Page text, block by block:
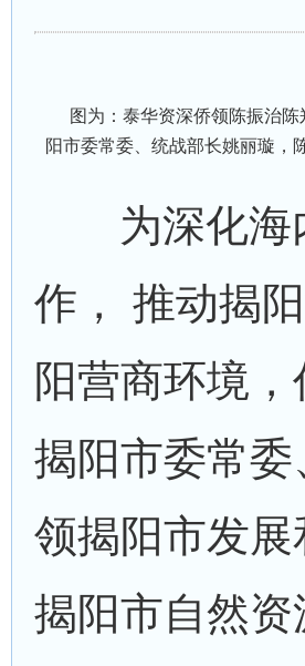
图为：泰华资深侨领陈振治陈
阳市委常委、统战部长姚丽璇，
为深化海
作， 推动揭
阳营商环境
揭阳市委常
领揭阳市发
揭阳市自然